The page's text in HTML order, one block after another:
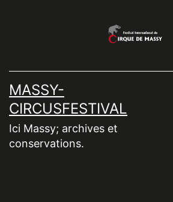
MASSY-
CIRCUSFESTIVAL
Ici Massy; archives et
conservations.